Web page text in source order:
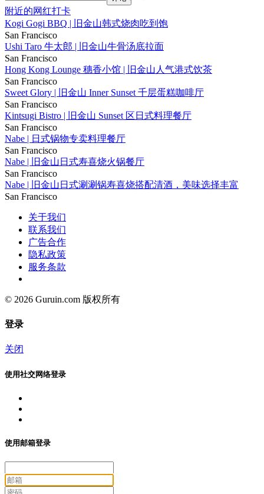
附近的网红打卡
Kogi Gogi BBQ | 旧金山韩式烧肉吃到饱
San Francisco
Ushi Taro 牛太郎 | 旧金山牛骨汤底拉面
San Francisco
Hong Kong Lounge 穗香小馆 | 旧金山人气港式饮茶
San Francisco
Sweet Glory | 旧金山 Inner Sunset 千层蛋糕咖啡厅
San Francisco
Kintsugi Bistro | 旧金山 Sunset 区日式料理餐厅
San Francisco
Nabe | 日式锅物专卖料理餐厅
San Francisco
Nabe | 旧金山日式寿喜烧火锅餐厅
San Francisco
Nabe | 旧金山日式涮涮锅寿喜烧搭配清酒，美味选择丰富
San Francisco
关于我们
联系我们
广告合作
隐私政策
服务条款
© 2026 Guruin.com 版权所有
登录
关闭
使用社交网络登录
使用邮箱登录